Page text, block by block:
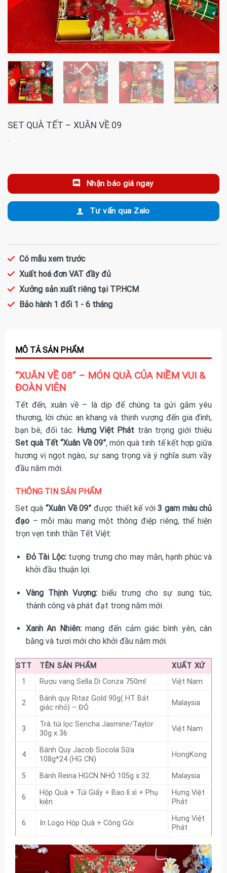
SET QUÀ TẾT – XUÂN VỀ 09
·
Nhận báo giá ngay
Tư vấn qua Zalo
Có mẫu xem trước
Xuất hoá đơn VAT đầy đủ
Xưởng sản xuất riêng tại TP.HCM
Bảo hành 1 đổi 1 - 6 tháng
“XUÂN VỀ 08” – MÓN QUÀ CỦA NIỀM VUI &
ĐOÀN VIÊN
Tết đến, xuân về – là dịp để chúng ta gửi gắm yêu
thương, lời chúc an khang và thịnh vượng đến gia đình,
bạn bè, đối tác. Hưng Việt Phát trân trọng giới thiệu
Set quà Tết “Xuân Về 09”, món quà tinh tế kết hợp giữa
hương vị ngọt ngào, sự sang trọng và ý nghĩa sum vầy
đầu năm mới.
THÔNG TIN SẢN PHẨM
Set quà“Xuân Về 09” được thiết kế với3 gam màu chủ
đạo– mỗi màu mang một thông điệp riêng, thể hiện
trọn vẹn tinh thần Tết Việt:
Đỏ Tài Lộc:tượng trưng cho may mắn, hạnh phúc và
khởi đầu thuận lợi.
Vàng Thịnh Vượng:biểu trưng cho sự sung túc,
thành công và phát đạt trong năm mới.
Xanh An Nhiên:mang đến cảm giác bình yên, cân
bằng và tươi mới cho khởi đầu năm mới.
STT TÊN SẢN PHẨM
XUẤT XỨ
1
Rượu vang Sella Di Conza 750ml Việt Nam
2
Bánh quy Ritaz Gold 90g( HT Bát
giác nhỏ) – ĐỎ
Malaysia
3
Trà túi lọc Sencha Jasmine/Taylor
30g x 36
Việt Nam
4
Bánh Quy Jacob Socola Sữa
108g*24 (HG CN)
HongKong
5 Bánh Reina HGCN NHỎ 105g x 32 Malaysia
6
Hộp Quà + Túi Giấy + Bao lì xì + Phụ
kiện
Hưng Việt
Phát
6 In Logo Hộp Quà + Công Gói
Hưng Việt
Phát